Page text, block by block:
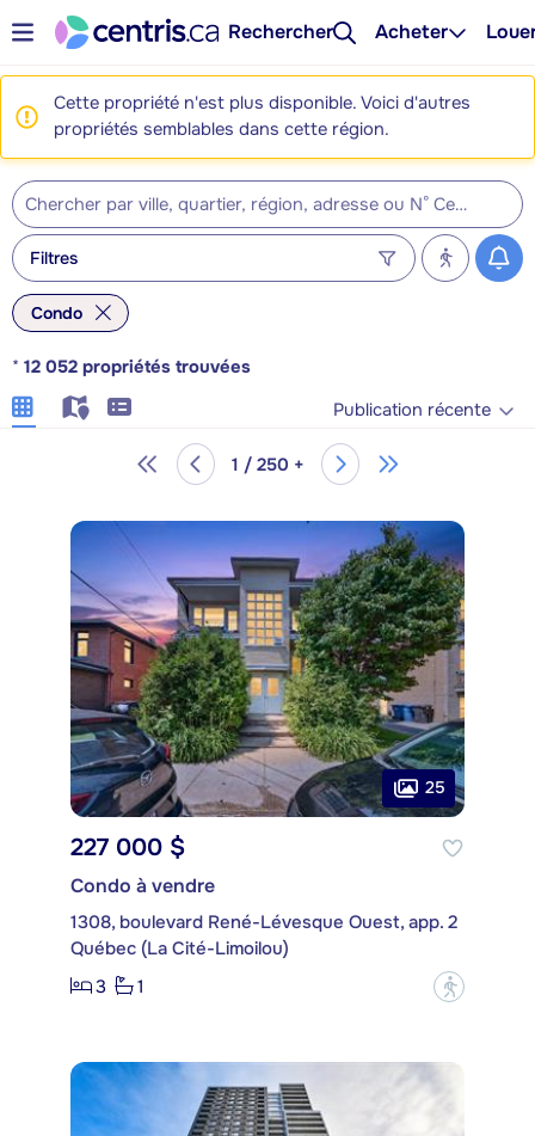
Rechercher Acheter
Cette propriété n'est plus disponible. Voici d'autres
propriétés semblables dans cette région.
Filtres
Condo
* 12 052 propriétés trouvées
Publication récente
1 / 250 +
25
227 000 $
Condo à vendre
1308, boulevard René-Lévesque Ouest, app. 2
Québec (La Cité-Limoilou)
3
1 ?